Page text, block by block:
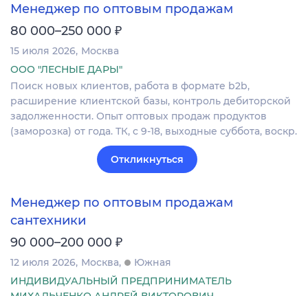
Менеджер по оптовым продажам
80 000–250 000 ₽
15 июля 2026 Москва
ООО "ЛЕСНЫЕ ДАРЫ"
Поиск новых клиентов, работа в формате b2b,
расширение клиентской базы, контроль дебиторской
задолженности. Опыт оптовых продаж продуктов
(заморозка) от года. ТК, с 9-18, выходные суббота, воскр.
Откликнуться
Менеджер по оптовым продажам
сантехники
90 000–200 000 ₽
12 июля 2026 Москва
Южная
ИНДИВИДУАЛЬНЫЙ ПРЕДПРИНИМАТЕЛЬ